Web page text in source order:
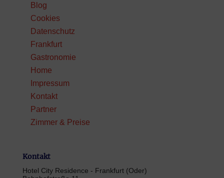
Blog
Cookies
Datenschutz
Frankfurt
Gastronomie
Home
Impressum
Kontakt
Partner
Zimmer & Preise
Kontakt
Hotel City Residence - Frankfurt (Oder)